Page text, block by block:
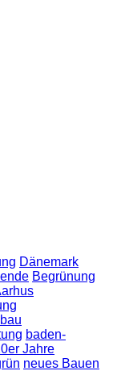
Dänemark
Begrünung
baden-
Jahre
neues Bauen